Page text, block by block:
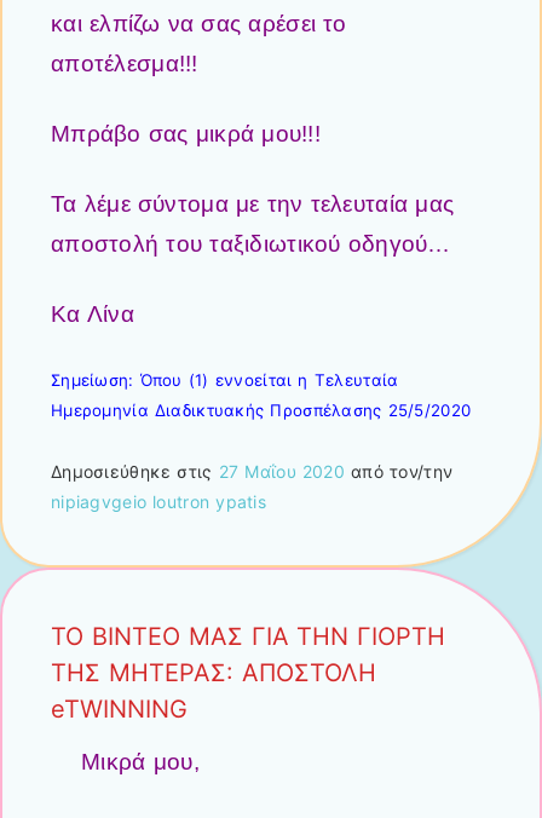
και ελπίζω να σας αρέσει το
αποτέλεσμα!!!
Μπράβο σας μικρά μου!!!
Τα λέμε σύντομα με την τελευταία μας
αποστολή του ταξιδιωτικού οδηγού…
Κα Λίνα
Σημείωση: Όπου (1) εννοείται η Τελευταία
Ημερομηνία Διαδικτυακής Προσπέλασης 25/5/2020
Δημοσιεύθηκε στις 27 Μαΐου 2020 από τον/την
nipiagvgeio loutron ypatis
ΤΟ ΒΙΝΤΕΟ ΜΑΣ ΓΙΑ ΤΗΝ ΓΙΟΡΤΗ
ΤΗΣ ΜΗΤΕΡΑΣ: ΑΠΟΣΤΟΛΗ
eTWINNING
Μικρά μου,